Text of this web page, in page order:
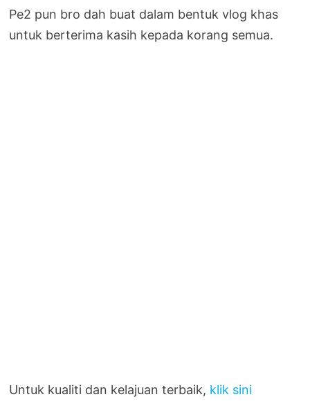
Pe2 pun bro dah buat dalam bentuk vlog khas
untuk berterima kasih kepada korang semua.
Untuk kualiti dan kelajuan terbaik, klik sini